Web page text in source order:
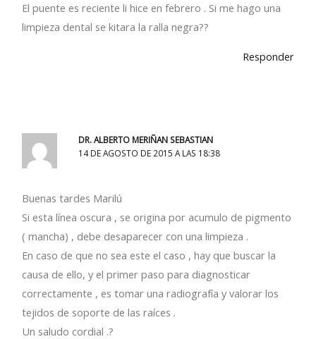
El puente es reciente li hice en febrero . Si me hago una
limpieza dental se kitara la ralla negra??
Responder
DR. ALBERTO MERIÑAN SEBASTIAN
14 DE AGOSTO DE 2015 A LAS 18:38
Buenas tardes Marilú
Si esta línea oscura , se origina por acumulo de pigmento
( mancha) , debe desaparecer con una limpieza .
En caso de que no sea este el caso , hay que buscar la
causa de ello, y el primer paso para diagnosticar
correctamente , es tomar una radiografía y valorar los
tejidos de soporte de las raíces .
Un saludo cordial .?